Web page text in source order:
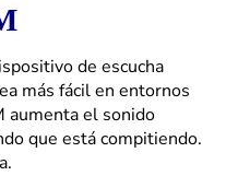
de escucha
más fácil en entornos
aumenta el sonido
que está compitiendo.